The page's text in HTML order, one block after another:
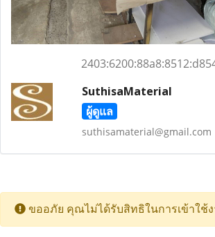
SuthisaMaterial
ผู้ดูแล
suthisamaterial@gmail.com
ขออภัย คุณไม่ได้รับสิทธิในการเข้าใช้